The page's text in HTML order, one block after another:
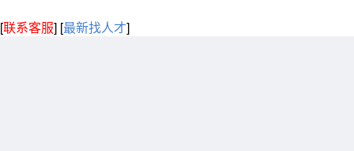
[联系客服] [最新找人才]